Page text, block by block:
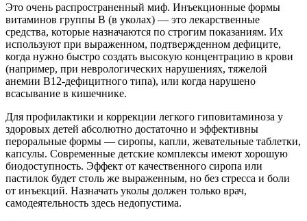
Это очень распространенный миф. Инъекционные формы
витаминов группы B (в уколах) — это лекарственные
средства, которые назначаются по строгим показаниям. Их
используют при выраженном, подтвержденном дефиците,
когда нужно быстро создать высокую концентрацию в крови
(например, при неврологических нарушениях, тяжелой
анемии B12-дефицитного типа), или когда нарушено
всасывание в кишечнике.
Для профилактики и коррекции легкого гиповитаминоза у
здоровых детей абсолютно достаточно и эффективны
пероральные формы — сиропы, капли, жевательные таблетки,
капсулы. Современные детские комплексы имеют хорошую
биодоступность. Эффект от качественного сиропа или
пастилок будет столь же выраженным, но без стресса и боли
от инъекций. Назначать уколы должен только врач,
самодеятельность здесь недопустима.